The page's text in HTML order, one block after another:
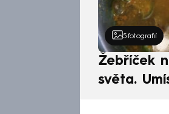
5 fotografií
Žebříček
světa.